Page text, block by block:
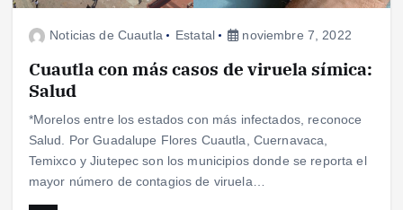
Noticias de Cuautla Estatal noviembre 7, 2022
Cuautla con más casos de viruela símica:
Salud
*Morelos entre los estados con más infectados, reconoce
Salud. Por Guadalupe Flores Cuautla, Cuernavaca,
Temixco y Jiutepec son los municipios donde se reporta el
mayor número de contagios de viruela…